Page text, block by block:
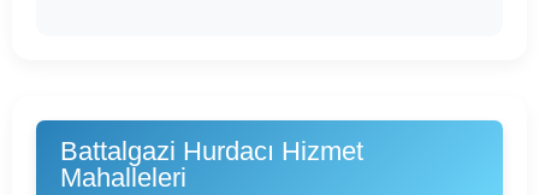
Battalgazi Hurdacı Hizmet
Mahalleleri